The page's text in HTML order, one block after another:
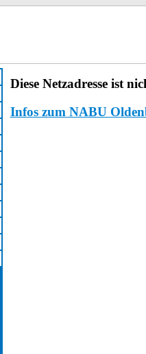
Diese Netzadresse ist
Infos zum NABU